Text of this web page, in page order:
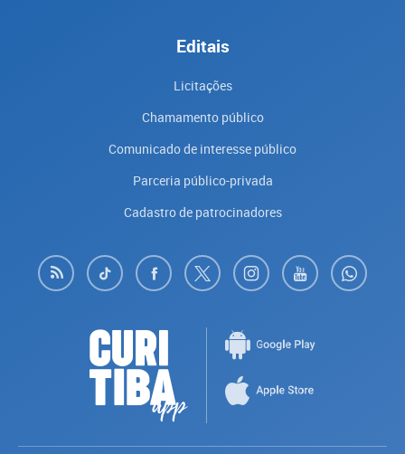
Editais
Licitações
Chamamento público
Comunicado de interesse público
Parceria público-privada
Cadastro de patrocinadores